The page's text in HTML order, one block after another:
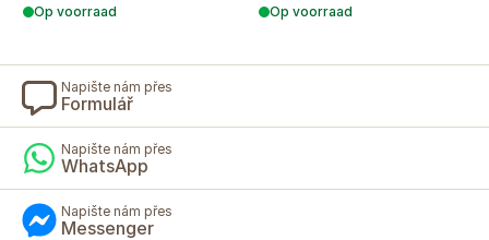
Op voorraad Op voorraad
Napište nám přes
Formulář
Napište nám přes
WhatsApp
Napište nám přes
Messenger